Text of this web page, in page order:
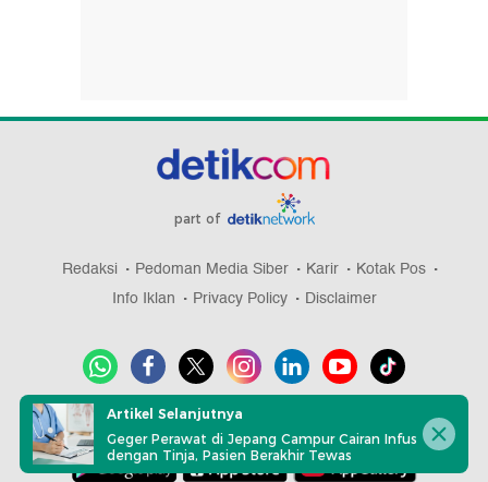
part of
Redaksi Pedoman Media Siber Karir
Kotak Pos
Info Iklan
Privacy Policy Disclaimer
Download aplikasi detikcom
Artikel Selanjutnya
Geger Perawat di Jepang Campur Cairan Infus
dengan Tinja, Pasien Berakhir Tewas